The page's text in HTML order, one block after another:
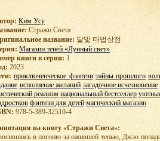
Ким Усу
Стражи Света
название: 달빛 마법상점
Магазин теней «Лунный свет»
книги в серии: 1
2023
приключенческое фэнтези тайны прошлого
исполнение желаний загадочное исчезновение
реализм национальный бестселлер
фэнтези для детей магический магазин
978-5-389-32510-4
на книгу «Стражи Света»:
в погоню за ожившей тенью, Джэо